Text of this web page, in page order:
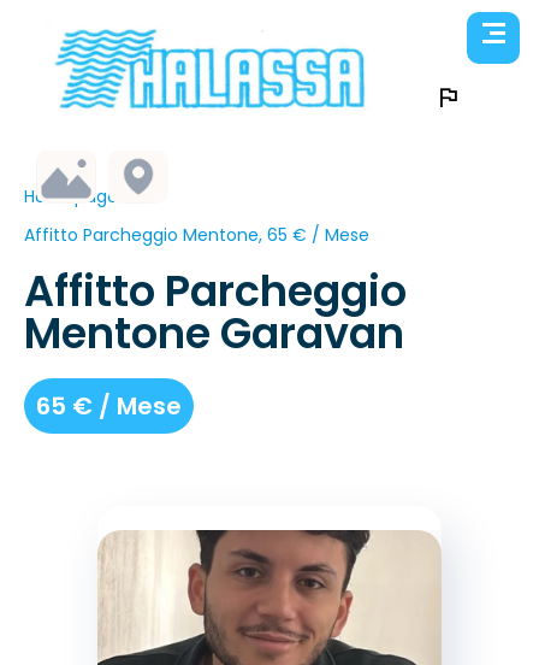
Homepage
Affitto Parcheggio Mentone, 65 € / Mese
Affitto Parcheggio
Mentone Garavan
65 € / Mese